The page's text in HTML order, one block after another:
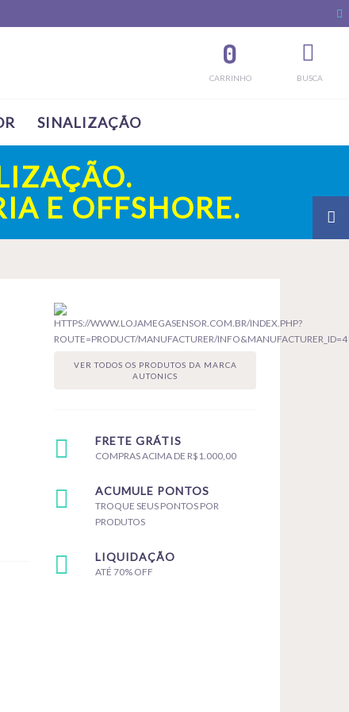
BUSCA
0
CARRINHO
SINALIZAÇÃO
E OFFSHORE.
VER TODOS OS PRODUTOS DA MARCA
AUTONICS
FRETE GRÁTIS
COMPRAS ACIMA DE R$1.000,00
ACUMULE PONTOS
TROQUE SEUS PONTOS POR
PRODUTOS
LIQUIDAÇÃO
ATÉ 70% OFF